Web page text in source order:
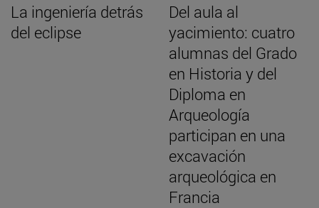
La ingeniería detrás
del eclipse
Del aula al
yacimiento: cuatro
alumnas del Grado
en Historia y del
Diploma en
Arqueología
participan en una
excavación
arqueológica en
Francia